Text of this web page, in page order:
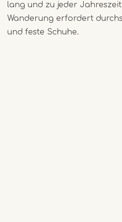
lang und zu jeder
Wanderung erfordert
und feste Schuhe.